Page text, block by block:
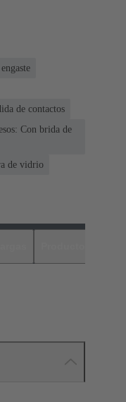
de contactos
Con brida de
de vidrio